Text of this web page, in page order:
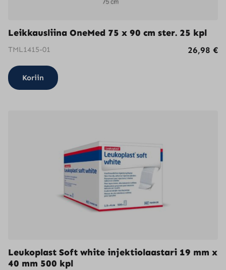
Leikkausliina OneMed 75 x 90 cm ster. 25 kpl
TML1415-01 26,98 €
Koriin
Leukoplast Soft white injektiolaastari 19 mm x
40 mm 500 kpl